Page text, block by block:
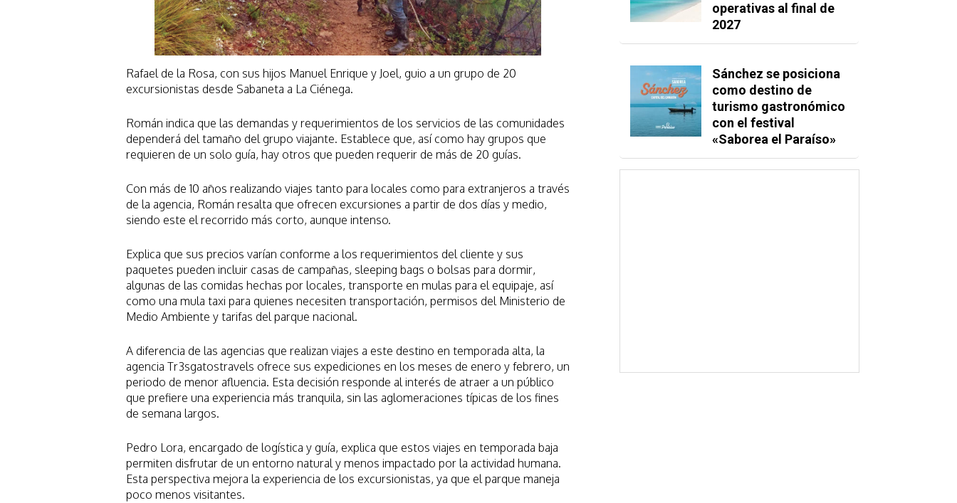
Rafael de la Rosa, con sus hijos Manuel Enrique y Joel, guio a un grupo de 20
excursionistas desde Sabaneta a La Ciénega.
Román indica que las demandas y requerimientos de los servicios de las comunidades
dependerá del tamaño del grupo viajante. Establece que, así como hay grupos que
requieren de un solo guía, hay otros que pueden requerir de más de 20 guías.
Con más de 10 años realizando viajes tanto para locales como para extranjeros a través
de la agencia, Román resalta que ofrecen excursiones a partir de dos días y medio,
siendo este el recorrido más corto, aunque intenso.
Explica que sus precios varían conforme a los requerimientos del cliente y sus
paquetes pueden incluir casas de campañas, sleeping bags o bolsas para dormir,
algunas de las comidas hechas por locales, transporte en mulas para el equipaje, así
como una mula taxi para quienes necesiten transportación, permisos del Ministerio de
Medio Ambiente y tarifas del parque nacional.
A diferencia de las agencias que realizan viajes a este destino en temporada alta, la
agencia Tr3sgatostravels ofrece sus expediciones en los meses de enero y febrero, un
periodo de menor afluencia. Esta decisión responde al interés de atraer a un público
que prefiere una experiencia más tranquila, sin las aglomeraciones típicas de los fines
de semana largos.
Pedro Lora, encargado de logística y guía, explica que estos viajes en temporada baja
permiten disfrutar de un entorno natural y menos impactado por la actividad humana.
Esta perspectiva mejora la experiencia de los excursionistas, ya que el parque maneja
poco menos visitantes.
operativas al final de
2027
Sánchez se posiciona
como destino de
turismo gastronómico
con el festival
«Saborea el Paraíso»